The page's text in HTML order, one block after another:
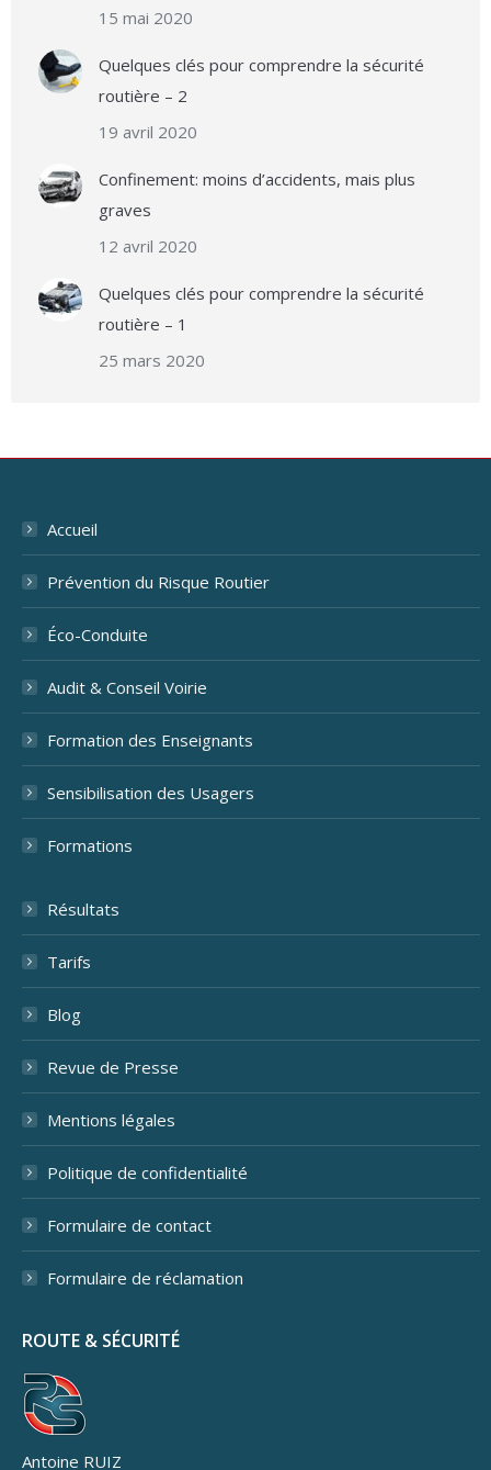
15 mai 2020
Quelques clés pour comprendre la sécurité
routière – 2
19 avril 2020
Confinement: moins d’accidents, mais plus
graves
12 avril 2020
Quelques clés pour comprendre la sécurité
routière – 1
25 mars 2020
Accueil
Prévention du Risque Routier
Éco-Conduite
Audit & Conseil Voirie
Formation des Enseignants
Sensibilisation des Usagers
Formations
Résultats
Tarifs
Blog
Revue de Presse
Mentions légales
Politique de confidentialité
Formulaire de contact
Formulaire de réclamation
ROUTE & SÉCURITÉ
Antoine RUIZ